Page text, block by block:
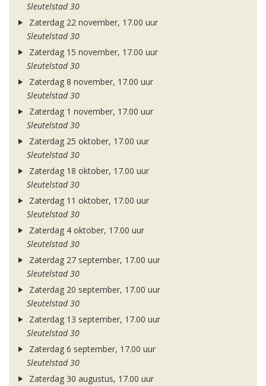
Sleutelstad 30
Zaterdag 22 november, 17.00 uur
Sleutelstad 30
Zaterdag 15 november, 17.00 uur
Sleutelstad 30
Zaterdag 8 november, 17.00 uur
Sleutelstad 30
Zaterdag 1 november, 17.00 uur
Sleutelstad 30
Zaterdag 25 oktober, 17.00 uur
Sleutelstad 30
Zaterdag 18 oktober, 17.00 uur
Sleutelstad 30
Zaterdag 11 oktober, 17.00 uur
Sleutelstad 30
Zaterdag 4 oktober, 17.00 uur
Sleutelstad 30
Zaterdag 27 september, 17.00 uur
Sleutelstad 30
Zaterdag 20 september, 17.00 uur
Sleutelstad 30
Zaterdag 13 september, 17.00 uur
Sleutelstad 30
Zaterdag 6 september, 17.00 uur
Sleutelstad 30
Zaterdag 30 augustus, 17.00 uur